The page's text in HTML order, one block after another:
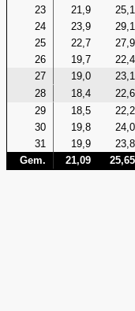
23
21,9 25,1
24
23,9 29,1
25
22,7 27,9
26
19,7 22,4
27
19,0 23,1
28
18,4 22,6
29
18,5 22,2
30
19,8 24,0
31
19,9 23,8
Gem.
21,09 25,65